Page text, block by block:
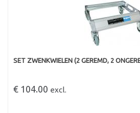
SET ZWENKWIELEN (2 GEREMD, 2
€ 104.00 excl.